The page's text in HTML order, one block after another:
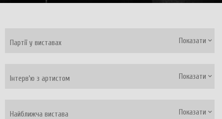
Партії у виставах Показати
Інтерв'ю з артистом Показати
Найближча вистава Показати